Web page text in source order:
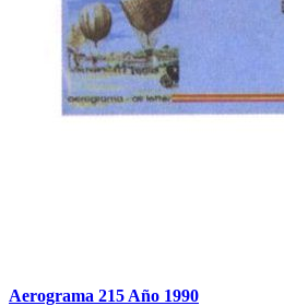
Aerograma 215 Año 1990